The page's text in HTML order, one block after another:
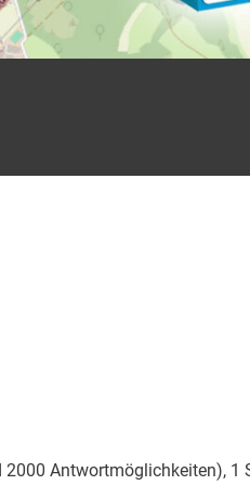
Antwortmöglichkeiten), 1